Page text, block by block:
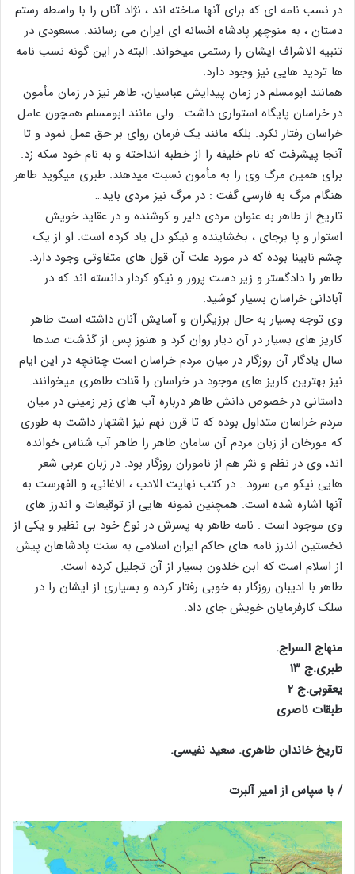
در نسب نامه ای که برای آنها ساخته اند ، نژاد آنان را با واسطه رستم
دستان ، به منوچهر پادشاه افسانه ای ایران می رسانند. مسعودی در
تنبیه الاشراف ایشان را رستمی میخواند. البته در این گونه نسب نامه
ها تردید هایی نیز وجود دارد.
همانند ابومسلم در زمان پیدایش عباسیان، طاهر نیز در زمان مأمون
در خراسان پایگاه استواری داشت . ولی مانند ابومسلم همچون عامل
خراسان رفتار نکرد. بلکه مانند یک فرمان روای بر حق عمل نمود و تا
آنجا پیشرفت که نام خلیفه را از خطبه انداخته و به نام خود سکه زد.
برای همین مرگ وی را به مأمون نسبت میدهند. طبری میگوید طاهر
هنگام مرگ به فارسی گفت : در مرگ نیز مردی باید…
تاریخ از طاهر به عنوان مردی دلیر و کوشنده و در عقاید خویش
استوار و پا برجای ، بخشاینده و نیکو دل یاد کرده است. او از یک
چشم نابینا بوده که در مورد علت آن قول های متفاوتی وجود دارد.
طاهر را دادگستر و زیر دست پرور و نیکو کردار دانسته اند که در
آبادانی خراسان بسیار کوشید.
وی توجه بسیار به حال برزیگران و آسایش آنان داشته است طاهر
کاریز های بسیار در آن دیار روان کرد و هنوز پس از گذشت صدها
سال یادگار آن روزگار در میان مردم خراسان است چنانچه در این ایام
نیز بهترین کاریز های موجود در خراسان را قنات طاهری میخوانند.
داستانی در خصوص دانش طاهر درباره آب های زیر زمینی در میان
مردم خراسان متداول بوده که تا قرن نهم نیز اشتهار داشت به طوری
که مورخان از زبان مردم آن سامان طاهر را طاهر آب شناس خوانده
اند، وی در نظم و نثر هم از ناموران روزگار بود. در زبان عربی شعر
هایی نیکو می سرود . در کتب نهایت الادب ، الاغانی، و الفهرست به
آنها اشاره شده است. همچنین نمونه هایی از توقیعات و اندرز های
وی موجود است . نامه طاهر به پسرش در نوع خود بی نظیر و یکی از
نخستین اندرز نامه های حاکم ایران اسلامی به سنت پادشاهان پیش
از اسلام است که ابن خلدون بسیار از آن تجلیل کرده است.
طاهر با ادیبان روزگار به خوبی رفتار کرده و بسیاری از ایشان را در
سلک کارفرمایان خویش جای داد.
منهاج السراج.
طبری.ج ۱۳
یعقوبی.ج ۲
طبقات ناصری
تاریخ خاندان طاهری. سعید نفیسی.
/ با سپاس از امیر آلبرت